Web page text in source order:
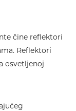
čine reflektori
Reflektori
osvetljenoj